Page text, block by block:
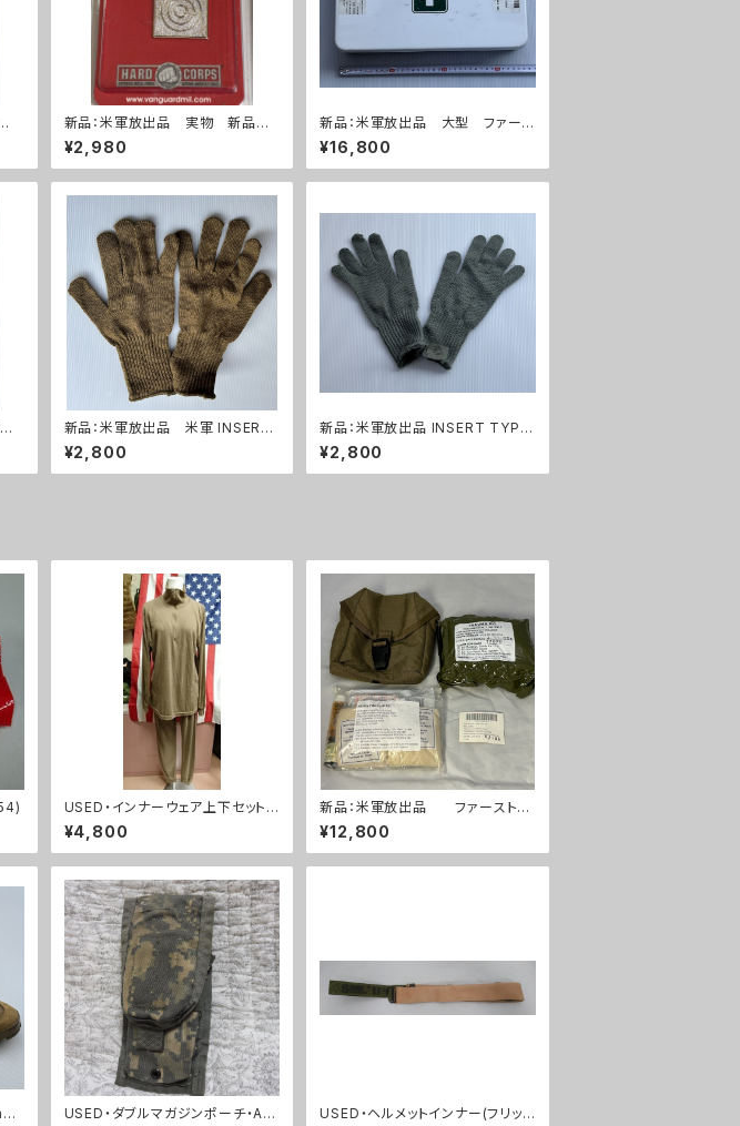
新品：米軍放出品 実物 新品
ライフルマークスマン 勲章(A28
6)
¥2,980
新品：米軍放出品 大型 ファース
トエイドキット フルセット(A270)
¥16,800
新品：米軍放出品 米軍 INSERT
TYPE II ウールニット グローブ
手袋 コヨーテ(A0272)
¥2,800
新品：米軍放出品 INSERT TYPE
II ウールニット グローブ 手袋 UC
P ACU カラー(A0273)
¥2,800
USED・インナーウェア上下セット
(Mサイズ)(A0019)
¥4,800
新品：米軍放出品 ファーストエ
イドキット トラウマキット フルセ
ット(A0261)
¥12,800
USED・ダブルマガジンポーチ・AC
USED・ヘルメットインナー(フリッツ